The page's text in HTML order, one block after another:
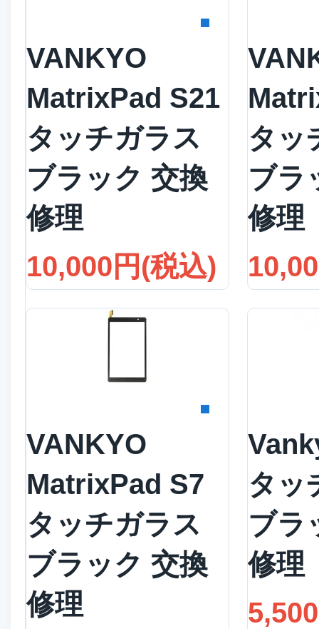
VANKYO
MatrixPad S21
タッチガラス
ブラック 交換
修理
10,000円(税込)
タッ
ブラ
修理
VANKYO
MatrixPad S7
タッチガラス
ブラック 交換
修理
タッ
ブラ
修理